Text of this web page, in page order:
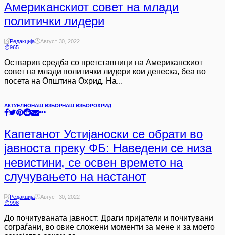
Американскиот совет на млади
политички лидери
Редакција
Август 30, 2022
965
Остварив средба со претставници на Американскиот
совет на млади политички лидери кои денеска, беа во
посета на Општина Охрид. На...
АКТУЕЛНОНАШ ИЗБОРНАШ ИЗБОРОХРИД
Капетанот Устијаноски се обрати во
јавноста преку ФБ: Наведени се низа
невистини, се освен времето на
случувањето на настанот
Редакција
Август 30, 2022
998
До почитуваната јавност: Драги пријатели и почитувани
сограѓани, во овие сложени моменти за мене и за моето